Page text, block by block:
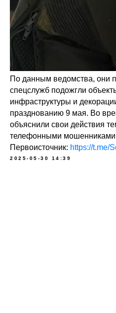
По данным ведомства, они
спецслужб подожгли
инфраструктуры и
празднованию 9 мая. Во
объяснили свои действия
телефонными
Первоисточник: https://t.me/
2025-05-30 14:39